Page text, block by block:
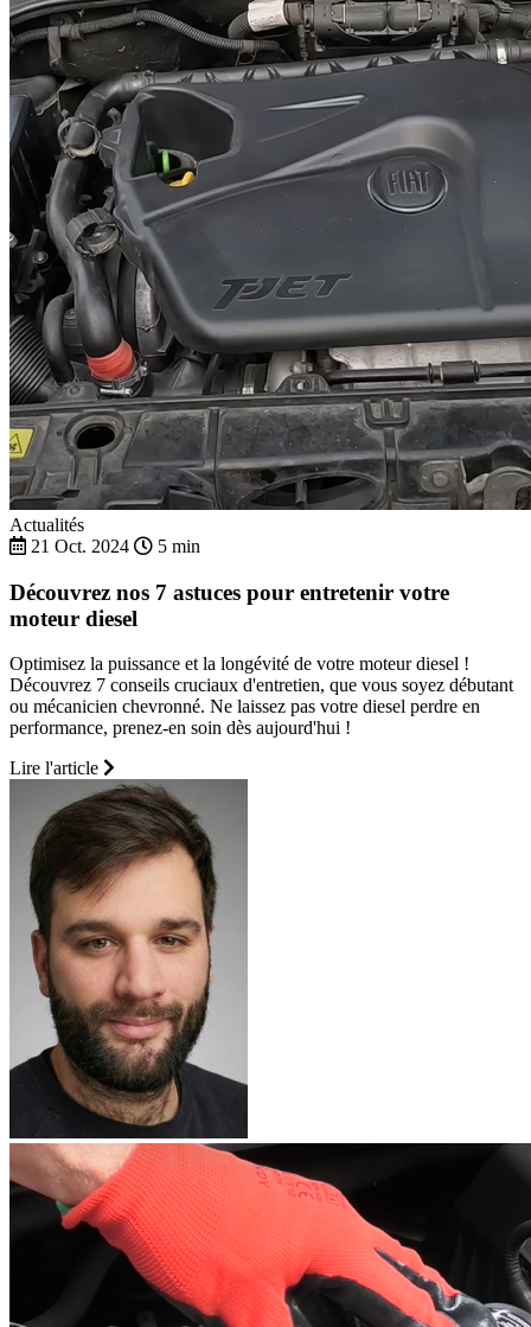
Actualités
21 Oct. 2024
5 min
Découvrez nos 7 astuces pour entretenir votre
moteur diesel
Optimisez la puissance et la longévité de votre moteur diesel !
Découvrez 7 conseils cruciaux d'entretien, que vous soyez débutant
ou mécanicien chevronné. Ne laissez pas votre diesel perdre en
performance, prenez-en soin dès aujourd'hui !
Lire l'article